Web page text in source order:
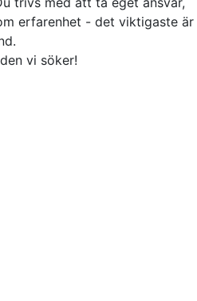
erfarenhet - det viktigaste är
vi söker!